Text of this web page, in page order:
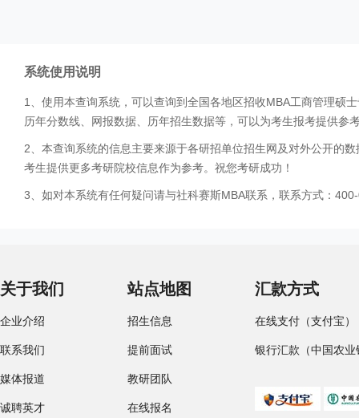
系统使用说明
1、使用本查询系统，可以查询到全国各地区招收MBA工商管理硕
历年分数线、网报数据、历年招生数据等，可以为考生报考提供参
2、本查询系统的信息主要来源于各研招单位招生网及对外公开的
考生提供更多考研院校信息作为参考。祝您考研成功！
3、如对本系统有任何疑问请与社科赛斯MBA联系，联系方式：
关于我们
企业介绍
联系我们
媒体报道
诚聘英才
站点地图
招生信息
提前面试
教研团队
在线报名
汇款方式
在线支付（支付宝）
银行汇款（中国农业